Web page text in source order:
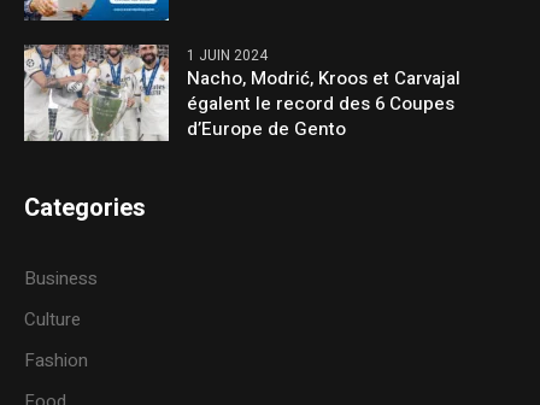
1 JUIN 2024
Nacho, Modrić, Kroos et Carvajal
égalent le record des 6 Coupes
d’Europe de Gento
Categories
Business
Culture
Fashion